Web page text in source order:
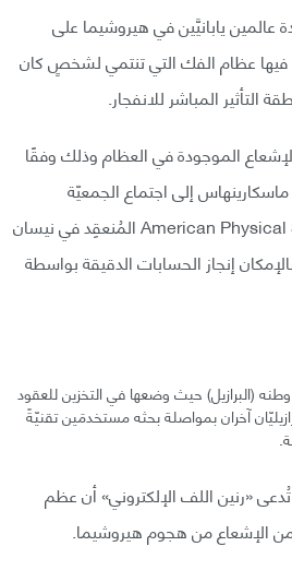
يابانيَّين في هيروشيما على
فيها عظام الفك التي تنتمي لشخصٍ كان
المباشر للانفجار.
الموجودة في العظام وذلك وفقًا
إلى اجتماع الجمعيّة
الفيزيائيّة الأمريكية American Physical Society المُنعقِد في نيسان
إنجاز الحسابات الدقيقة بواسطة
(البرازيل) حيث وضعها في التخزين للعقود
آخران بمواصلة بحثه مستخدمَين تقنيّةً
تُدعى «رنين اللف الإلكتروني» أن عظم